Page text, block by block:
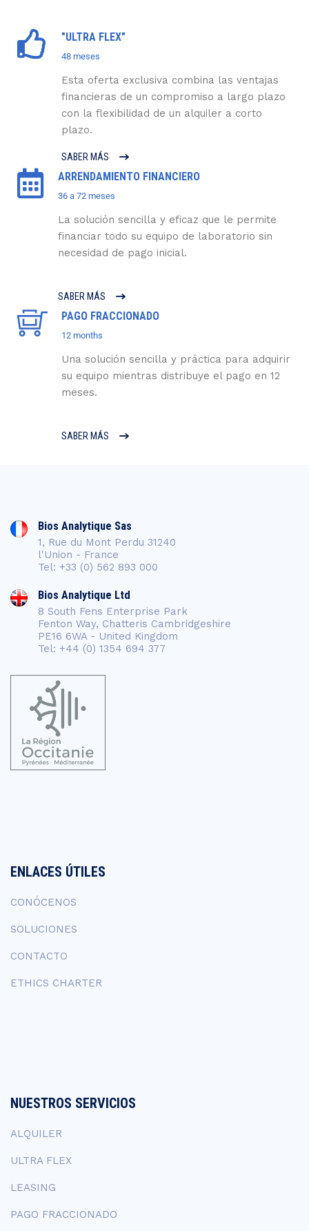
"ULTRA FLEX"
48 meses
Esta oferta exclusiva combina las ventajas
financieras de un compromiso a largo plazo
con la flexibilidad de un alquiler a corto
plazo.
SABER MÁS
ARRENDAMIENTO FINANCIERO
36 a 72 meses
La solución sencilla y eficaz que le permite
financiar todo su equipo de laboratorio sin
necesidad de pago inicial.
SABER MÁS
PAGO FRACCIONADO
12 months
Una solución sencilla y práctica para adquirir
su equipo mientras distribuye el pago en 12
meses.
SABER MÁS
Bios Analytique Sas
1, Rue du Mont Perdu 31240
l'Union - France
Tel: +33 (0) 562 893 000
Bios Analytique Ltd
8 South Fens Enterprise Park
Fenton Way, Chatteris Cambridgeshire
PE16 6WA - United Kingdom
Tel: +44 (0) 1354 694 377
ENLACES ÚTILES
CONÓCENOS
SOLUCIONES
CONTACTO
ETHICS CHARTER
NUESTROS SERVICIOS
ALQUILER
ULTRA FLEX
LEASING
PAGO FRACCIONADO